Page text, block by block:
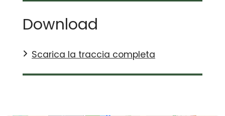
Download
Scarica la traccia completa